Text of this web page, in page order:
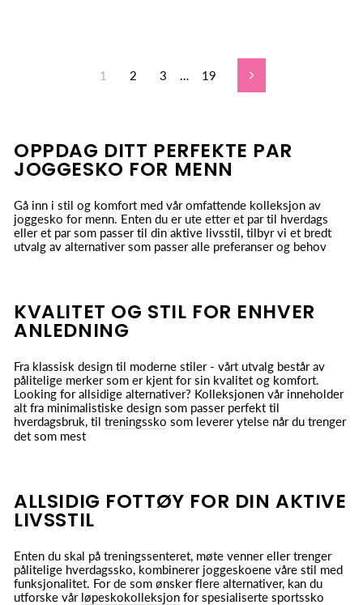
1 2 3 … 19 Neste
OPPDAG DITT PERFEKTE PAR
JOGGESKO FOR MENN
Gå inn i stil og komfort med vår omfattende kolleksjon av
joggesko for menn. Enten du er ute etter et par til hverdags
eller et par som passer til din aktive livsstil, tilbyr vi et bredt
utvalg av alternativer som passer alle preferanser og behov
KVALITET OG STIL FOR ENHVER
ANLEDNING
Fra klassisk design til moderne stiler - vårt utvalg består av
pålitelige merker som er kjent for sin kvalitet og komfort.
Looking for allsidige alternativer? Kolleksjonen vår inneholder
alt fra minimalistiske design som passer perfekt til
hverdagsbruk, til treningssko som leverer ytelse når du trenger
det som mest
ALLSIDIG FOTTØY FOR DIN AKTIVE
LIVSSTIL
Enten du skal på treningssenteret, møte venner eller trenger
pålitelige hverdagssko, kombinerer joggeskoene våre stil med
funksjonalitet. For de som ønsker flere alternativer, kan du
utforske vår løpeskokolleksjon for spesialiserte sportssko